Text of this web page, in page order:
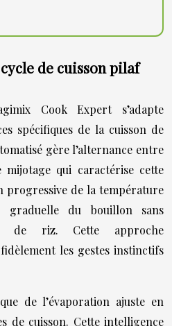
de cuisson pilaf
Cook Expert s’adapte
spécifiques de la cuisson de
gère l’alternance entre
mijotage qui caractérise cette
progressive de la température
graduelle du bouillon sans
de riz. Cette approche
les gestes instinctifs
de l’évaporation ajuste en
de cuisson. Cette intelligence